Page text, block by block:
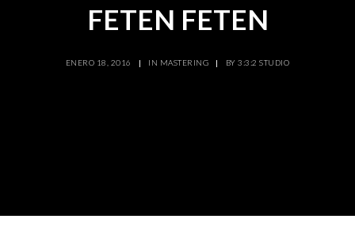
FETEN FETEN
ENERO 18, 2016 | IN MASTERING | BY3:3:2 STUDIO